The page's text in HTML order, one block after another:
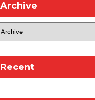
Archive
Recent